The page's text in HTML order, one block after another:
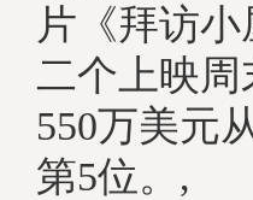
片《拜访小
二个上映周
550万美元
第5位。,